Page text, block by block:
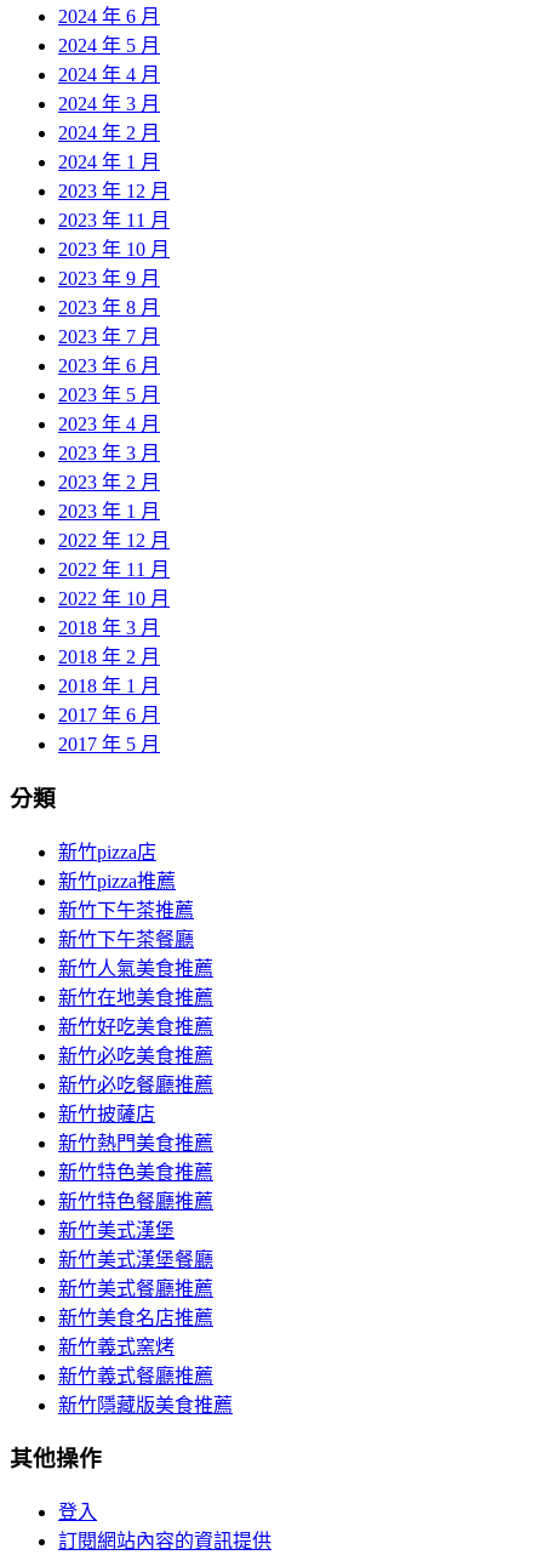
2024 年 6 月
2024 年 5 月
2024 年 4 月
2024 年 3 月
2024 年 2 月
2024 年 1 月
2023 年 12 月
2023 年 11 月
2023 年 10 月
2023 年 9 月
2023 年 8 月
2023 年 7 月
2023 年 6 月
2023 年 5 月
2023 年 4 月
2023 年 3 月
2023 年 2 月
2023 年 1 月
2022 年 12 月
2022 年 11 月
2022 年 10 月
2018 年 3 月
2018 年 2 月
2018 年 1 月
2017 年 6 月
2017 年 5 月
分類
新竹pizza店
新竹pizza推薦
新竹下午茶推薦
新竹下午茶餐廳
新竹人氣美食推薦
新竹在地美食推薦
新竹好吃美食推薦
新竹必吃美食推薦
新竹必吃餐廳推薦
新竹披薩店
新竹熱門美食推薦
新竹特色美食推薦
新竹特色餐廳推薦
新竹美式漢堡
新竹美式漢堡餐廳
新竹美式餐廳推薦
新竹美食名店推薦
新竹義式窯烤
新竹義式餐廳推薦
新竹隱藏版美食推薦
其他操作
登入
訂閱網站內容的資訊提供